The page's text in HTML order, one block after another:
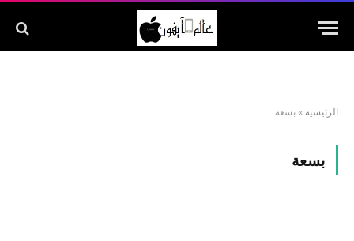
الرئيسية »بسعة
بسعة